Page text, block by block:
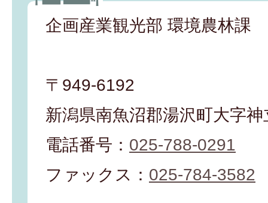
企画産業観光部 環境農林課
〒949-6192
新潟県南魚沼郡湯沢町大字
電話番号： 025-788-0291
ファックス： 025-784-3582